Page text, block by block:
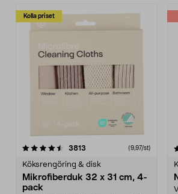
Kolla priset
3813 (9,97/st)
Köksrengöring & disk
Mikrofiberduk 32 x 31 cm, 4-
pack
4.0av 5 stjärnor